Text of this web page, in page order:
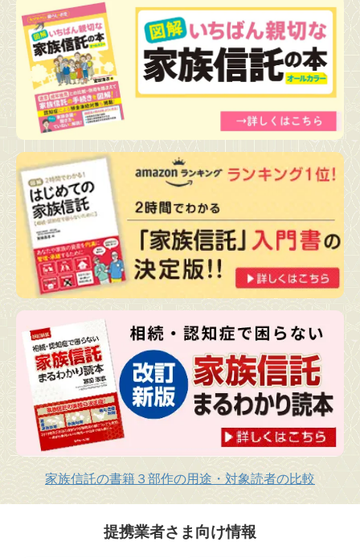
家族信託の書籍３部作の用途・対象読者の比較
提携業者さま向け情報